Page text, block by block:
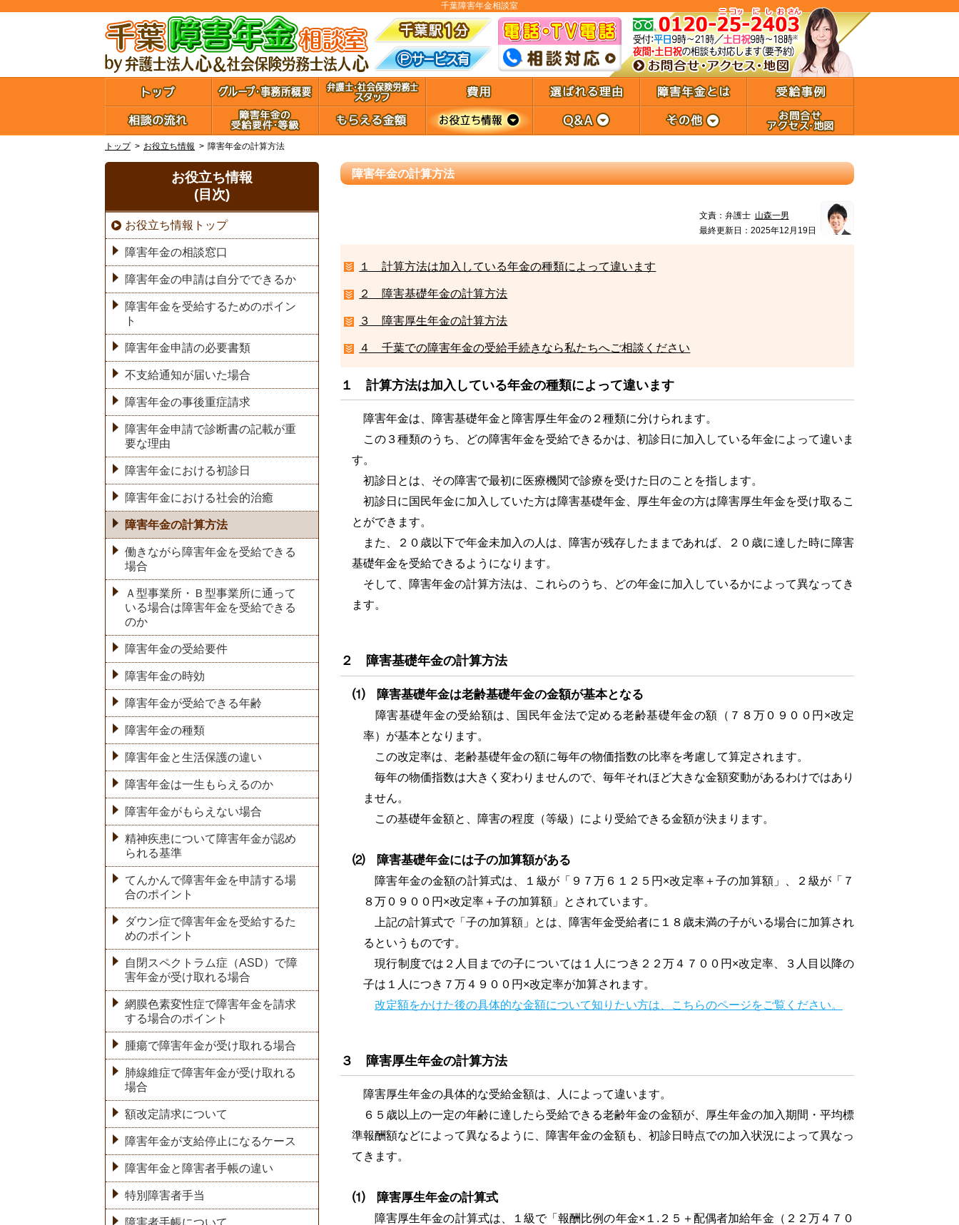
千葉障害年金相談室
トップ お役立ち情報 障害年金の計算方法
障害年金の計算方法
文責： 弁護士 山森一男
最終更新日：2025年12月19日
１ 計算方法は加入している年金の種類によって違います
２ 障害基礎年金の計算方法
３ 障害厚生年金の計算方法
４ 千葉での障害年金の受給手続きなら私たちへご相談ください
１ 計算方法は加入している年金の種類によって違います
障害年金は、障害基礎年金と障害厚生年金の２種類に分けられます。
この３種類のうち、どの障害年金を受給できるかは、初診日に加入している年金によって違いま
す。
初診日とは、その障害で最初に医療機関で診療を受けた日のことを指します。
初診日に国民年金に加入していた方は障害基礎年金、厚生年金の方は障害厚生年金を受け取るこ
とができます。
また、２０歳以下で年金未加入の人は、障害が残存したままであれば、２０歳に達した時に障害
基礎年金を受給できるようになります。
そして、障害年金の計算方法は、これらのうち、どの年金に加入しているかによって異なってき
ます。
２ 障害基礎年金の計算方法
⑴ 障害基礎年金は老齢基礎年金の金額が基本となる
障害基礎年金の受給額は、国民年金法で定める老齢基礎年金の額（７８万０９００円×改定
率）が基本となります。
この改定率は、老齢基礎年金の額に毎年の物価指数の比率を考慮して算定されます。
毎年の物価指数は大きく変わりませんので、毎年それほど大きな金額変動があるわけではあり
ません。
この基礎年金額と、障害の程度（等級）により受給できる金額が決まります。
⑵ 障害基礎年金には子の加算額がある
障害年金の金額の計算式は、１級が「９７万６１２５円×改定率＋子の加算額」、２級が「７
８万０９００円×改定率＋子の加算額」とされています。
上記の計算式で「子の加算額」とは、障害年金受給者に１８歳未満の子がいる場合に加算され
るというものです。
現行制度では２人目までの子については１人につき２２万４７００円×改定率、３人目以降の
子は１人につき７万４９００円×改定率が加算されます。
改定額をかけた後の具体的な金額について知りたい方は、こちらのページをご覧ください。
３ 障害厚生年金の計算方法
障害厚生年金の具体的な受給金額は、人によって違います。
６５歳以上の一定の年齢に達したら受給できる老齢年金の金額が、厚生年金の加入期間・平均標
準報酬額などによって異なるように、障害年金の金額も、初診日時点での加入状況によって異なっ
てきます。
⑴ 障害厚生年金の計算式
障害厚生年金の計算式は、１級で「報酬比例の年金×１.２５＋配偶者加給年金（２２万４７０
お役立ち情報
(目次)
お役立ち情報トップ
障害年金の相談窓口
障害年金の申請は自分でできるか
障害年金を受給するためのポイン
ト
障害年金申請の必要書類
不支給通知が届いた場合
障害年金の事後重症請求
障害年金申請で診断書の記載が重
要な理由
障害年金における初診日
障害年金における社会的治癒
障害年金の計算方法
働きながら障害年金を受給できる
場合
Ａ型事業所・Ｂ型事業所に通って
いる場合は障害年金を受給できる
のか
障害年金の受給要件
障害年金の時効
障害年金が受給できる年齢
障害年金の種類
障害年金と生活保護の違い
障害年金は一生もらえるのか
障害年金がもらえない場合
精神疾患について障害年金が認め
られる基準
てんかんで障害年金を申請する場
合のポイント
ダウン症で障害年金を受給するた
めのポイント
自閉スペクトラム症（ASD）で障
害年金が受け取れる場合
網膜色素変性症で障害年金を請求
する場合のポイント
腫瘍で障害年金が受け取れる場合
肺線維症で障害年金が受け取れる
場合
額改定請求について
障害年金が支給停止になるケース
障害年金と障害者手帳の違い
特別障害者手当
障害者手帳について